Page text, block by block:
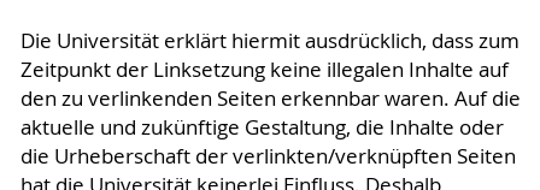
Die Universität erklärt hiermit ausdrücklich, dass zum
Zeitpunkt der Linksetzung keine illegalen Inhalte auf
den zu verlinkenden Seiten erkennbar waren. Auf die
aktuelle und zukünftige Gestaltung, die Inhalte oder
die Urheberschaft der verlinkten/verknüpften Seiten